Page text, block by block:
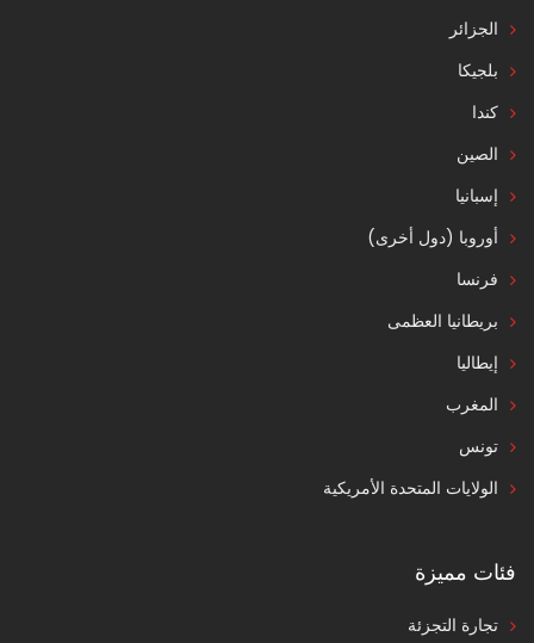
الجزائر
بلجيكا
كندا
الصين
إسبانيا
أوروبا (دول أخرى)
فرنسا
بريطانيا العظمى
إيطاليا
المغرب
تونس
الولايات المتحدة الأمريكية
فئات مميزة
تجارة التجزئة